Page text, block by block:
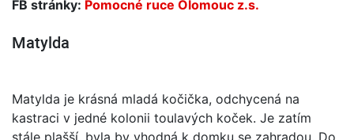
FB stránky: Pomocné ruce Olomouc z.s.
Matylda
Matylda je krásná mladá kočička, odchycená na
kastraci v jedné kolonii toulavých koček. Je zatím
stále plašší, byla by vhodná k domku se zahradou. Do